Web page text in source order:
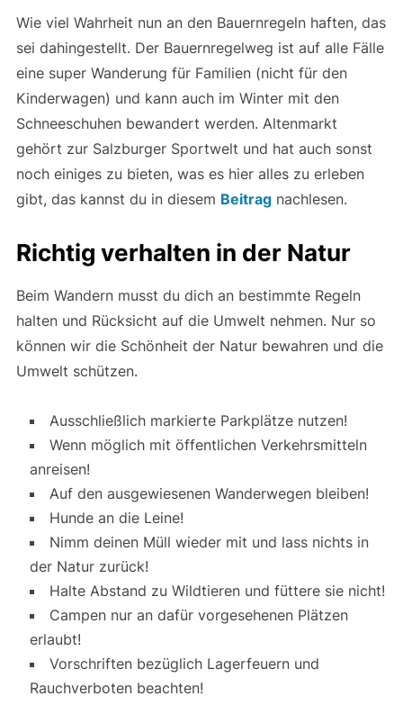
Wie viel Wahrheit nun an den Bauernregeln haften, das
sei dahingestellt. Der Bauernregelweg ist auf alle Fälle
eine super Wanderung für Familien (nicht für den
Kinderwagen) und kann auch im Winter mit den
Schneeschuhen bewandert werden. Altenmarkt
gehört zur Salzburger Sportwelt und hat auch sonst
noch einiges zu bieten, was es hier alles zu erleben
gibt, das kannst du in diesem Beitragnachlesen.
Richtig verhalten in der Natur
Beim Wandern musst du dich an bestimmte Regeln
halten und Rücksicht auf die Umwelt nehmen. Nur so
können wir die Schönheit der Natur bewahren und die
Umwelt schützen.
Ausschließlich markierte Parkplätze nutzen!
Wenn möglich mit öffentlichen Verkehrsmitteln
anreisen!
Auf den ausgewiesenen Wanderwegen bleiben!
Hunde an die Leine!
Nimm deinen Müll wieder mit und lass nichts in
der Natur zurück!
Halte Abstand zu Wildtieren und füttere sie nicht!
Campen nur an dafür vorgesehenen Plätzen
erlaubt!
Vorschriften bezüglich Lagerfeuern und
Rauchverboten beachten!​